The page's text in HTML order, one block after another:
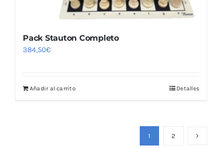
producto
Pack Stauton Completo
384,50€
Añadir al carrito Detalles
1 2